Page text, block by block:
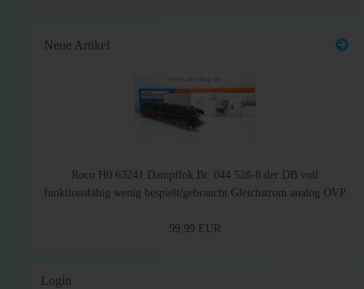
Neue Artikel
Roco H0 63241 Dampflok Br. 044 528-8 der DB voll
funktionsfähig wenig bespielt/gebraucht Gleichstrom analog OVP
99,99 EUR
Login